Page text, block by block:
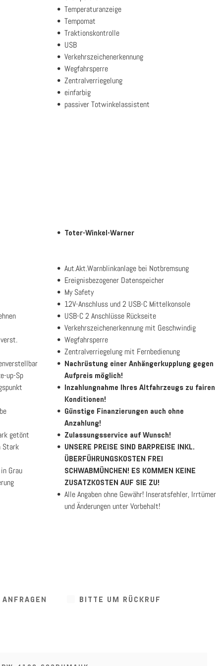
Temperaturanzeige
Tempomat
Traktionskontrolle
USB
Verkehrszeichenerkennung
Wegfahrsperre
Zentralverriegelung
einfarbig
passiver Totwinkelassistent
Toter-Winkel-Warner
up-Sp
getönt
Stark
Grau
Aut.Akt.Warnblinkanlage bei Notbremsung
Ereignisbezogener Datenspeicher
My Safety
12V-Anschluss und 2 USB-C Mittelkonsole
USB-C 2 Anschlüsse Rückseite
Verkehrszeichenerkennung mit Geschwindig
Wegfahrsperre
Zentralverriegelung mit Fernbedienung
Nachrüstung einer Anhängerkupplung gegen
Aufpreis möglich!
Inzahlungnahme Ihres Altfahrzeugs zu fairen
Konditionen!
Günstige Finanzierungen auch ohne
Anzahlung!
Zulassungsservice auf Wunsch!
UNSERE PREISE SIND BARPREISE INKL.
ÜBERFÜHRUNGSKOSTEN FREI
SCHWABMÜNCHEN! ES KOMMEN KEINE
ZUSATZKOSTEN AUF SIE ZU!
Alle Angaben ohne Gewähr! Inseratsfehler, Irrtümer
und Änderungen unter Vorbehalt!
BITTE UM RÜCKRUF